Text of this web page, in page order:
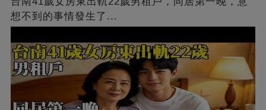
想不到的事情發生了...